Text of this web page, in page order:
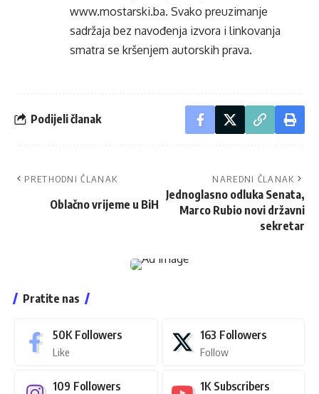
www.mostarski.ba. Svako preuzimanje
sadržaja bez navođenja izvora i linkovanja
smatra se kršenjem autorskih prava.
Podijeli članak
PRETHODNI ČLANAK
Oblačno vrijeme u BiH
NAREDNI ČLANAK
Jednoglasno odluka Senata,
Marco Rubio novi državni
sekretar
Pratite nas
50K Followers
Like
163 Followers
Follow
109 Followers 1K Subscribers